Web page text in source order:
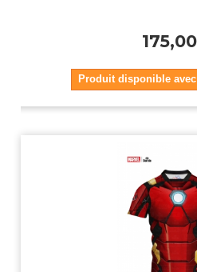
Produit disponible